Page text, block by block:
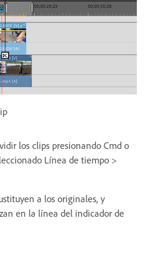
los clips presionando Cmd o
Línea de tiempo >
a los originales, y
en la línea del indicador de